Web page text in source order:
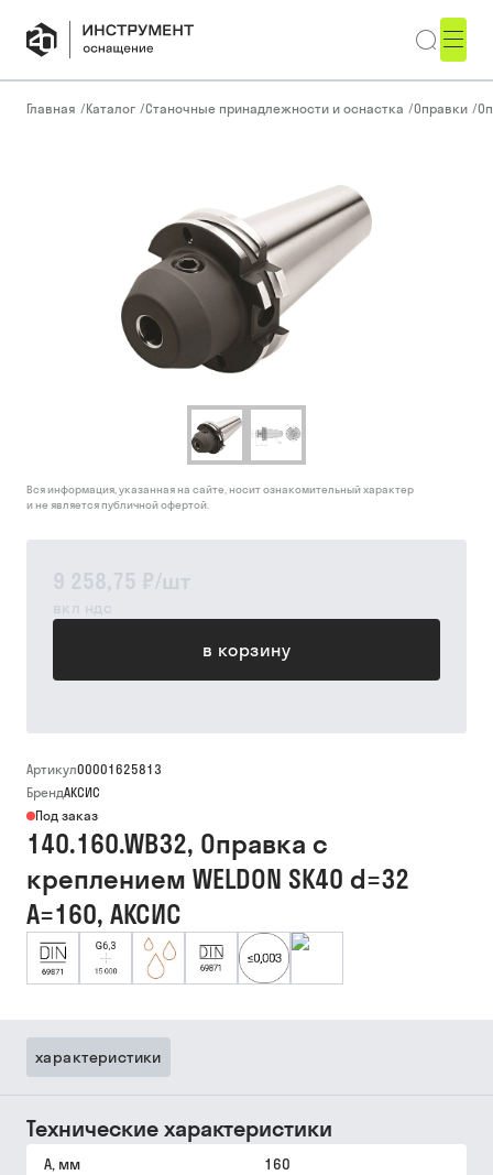
Главная /Каталог /Станочные принадлежности и оснастка /Оправки /
9 258,75 ₽/шт
вкл ндс
в корзину
Вся информация, указанная на сайте, носит ознакомительный характер
и не является публичной офертой.
Артикул00001625813
БрендАКСИС
Под заказ
140.160.WB32, Оправка с
креплением WELDON SK40 d=32
A=160, АКСИС
характеристики
Технические характеристики
A, мм 160